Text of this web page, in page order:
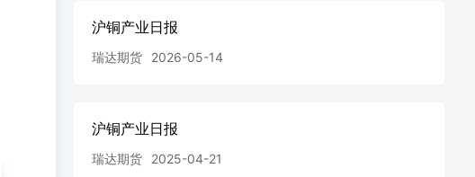
沪铜产业日报
瑞达期货 2026-05-14
沪铜产业日报
瑞达期货 2025-04-21